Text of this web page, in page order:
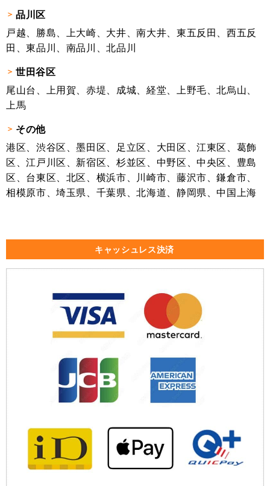
品川区
戸越、勝島、上大崎、大井、南大井、東五反田、西五反
田、東品川、南品川、北品川
世田谷区
尾山台、上用賀、赤堤、成城、経堂、上野毛、北烏山、
上馬
その他
港区、渋谷区、墨田区、足立区、大田区、江東区、葛飾
区、江戸川区、新宿区、杉並区、中野区、中央区、豊島
区、台東区、北区、横浜市、川崎市、藤沢市、鎌倉市、
相模原市、埼玉県、千葉県、北海道、静岡県、中国上海
キャッシュレス決済